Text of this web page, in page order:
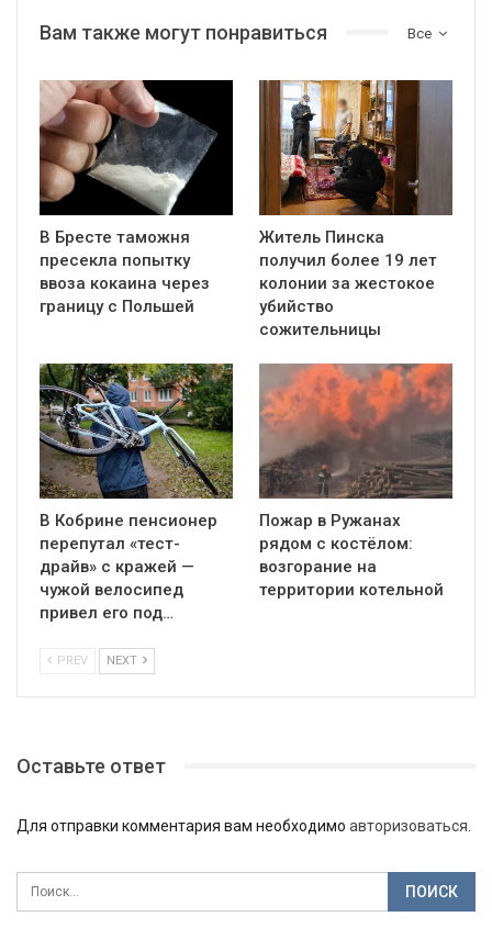
Все
Вам также могут понравиться
В Бресте таможня
пресекла попытку
ввоза кокаина через
границу с Польшей
Житель Пинска
получил более 19 лет
колонии за жестокое
убийство
сожительницы
В Кобрине пенсионер
перепутал «тест-
драйв» с кражей —
чужой велосипед
привел его под…
Пожар в Ружанах
рядом с костёлом:
возгорание на
территории котельной
PREV NEXT
Оставьте ответ
Для отправки комментария вам необходимо авторизоваться